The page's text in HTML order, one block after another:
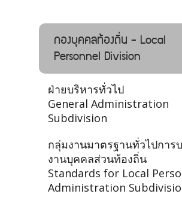
กองบุคคลท้องถิ่น - Local
Personnel Division
ฝ่ายบริหารทั่วไป
General Administration
Subdivision
กลุ่มงานมาตรฐานทั่วไปการ
งานบุคคลส่วนท้องถิ่น
Standards for Local
Administration